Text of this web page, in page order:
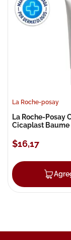
La Roche-posay
La Roche-Posay
Cicaplast Baume
$16,17